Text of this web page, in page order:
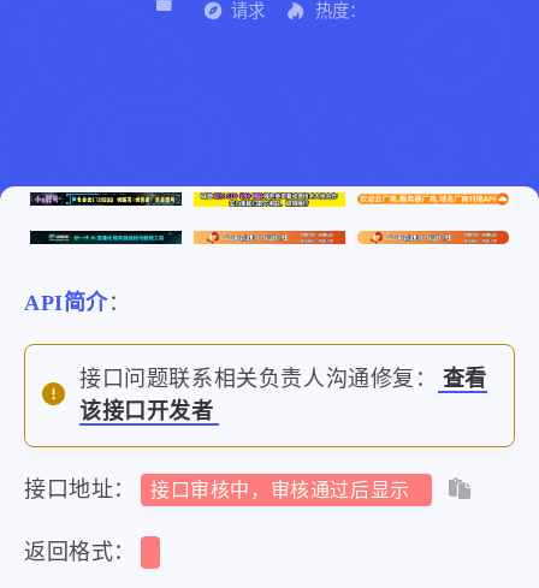
请求 热度：
API简介：
接口问题联系相关负责人沟通修复：
查看
该接口开发者
接口地址： 接口审核中，审核通过后显示
返回格式：